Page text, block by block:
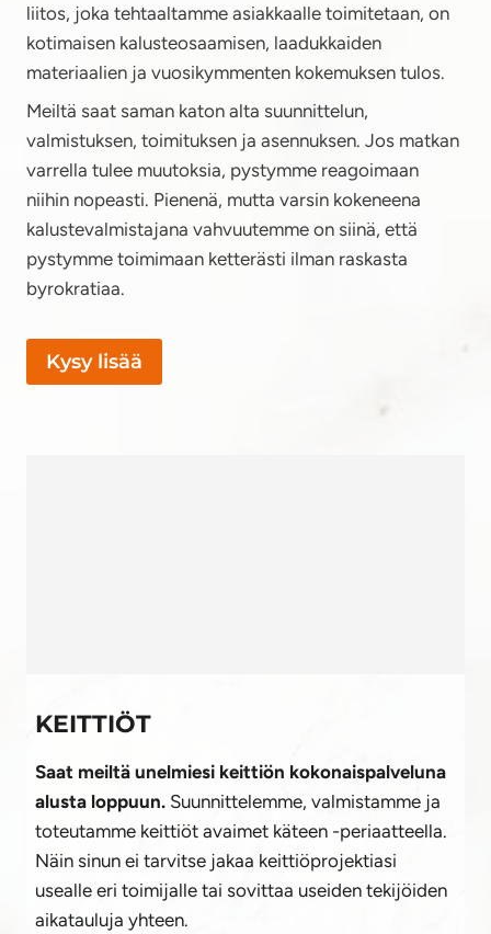
liitos, joka tehtaaltamme asiakkaalle toimitetaan, on
kotimaisen kalusteosaamisen, laadukkaiden
materiaalien ja vuosikymmenten kokemuksen tulos.
Meiltä saat saman katon alta suunnittelun,
valmistuksen, toimituksen ja asennuksen. Jos matkan
varrella tulee muutoksia, pystymme reagoimaan
niihin nopeasti. Pienenä, mutta varsin kokeneena
kalustevalmistajana vahvuutemme on siinä, että
pystymme toimimaan ketterästi ilman raskasta
byrokratiaa.
Kysy lisää
KEITTIÖT
Saat meiltä unelmiesi keittiön kokonaispalveluna
alusta loppuun. Suunnittelemme, valmistamme ja
toteutamme keittiöt avaimet käteen -periaatteella.
Näin sinun ei tarvitse jakaa keittiöprojektiasi
usealle eri toimijalle tai sovittaa useiden tekijöiden
aikatauluja yhteen.